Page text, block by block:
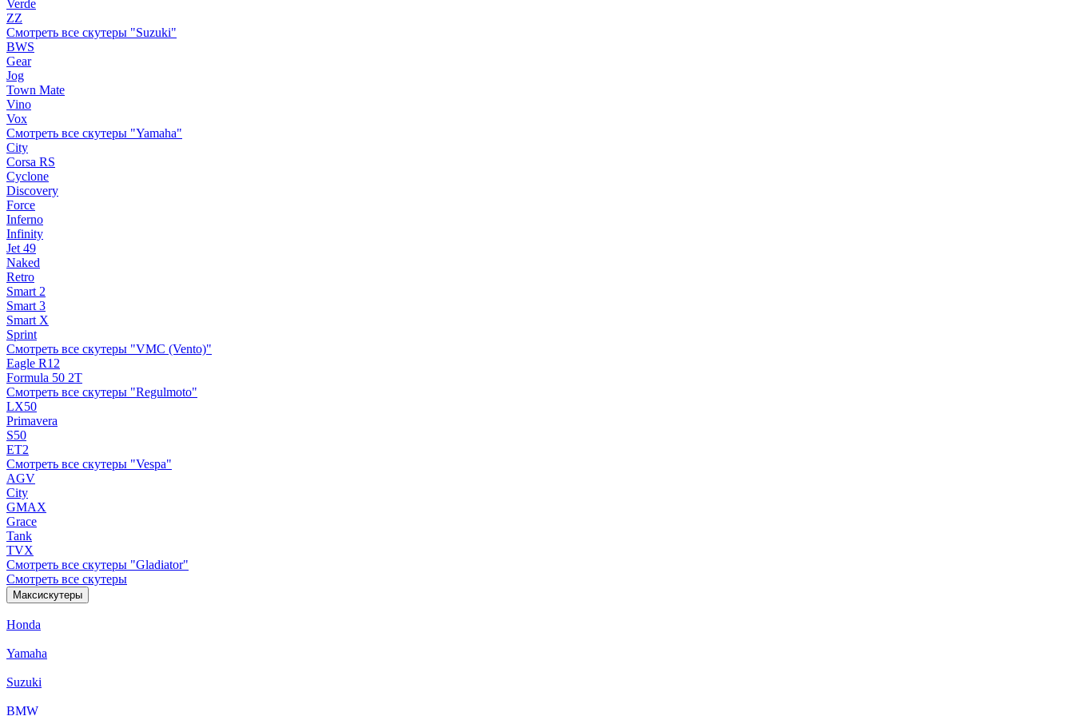
Verde
ZZ
Смотреть все скутеры "Suzuki"
BWS
Gear
Jog
Town Mate
Vino
Vox
Смотреть все скутеры "Yamaha"
City
Corsa RS
Cyclone
Discovery
Force
Inferno
Infinity
Jet 49
Naked
Retro
Smart 2
Smart 3
Smart X
Sprint
Смотреть все скутеры "VMC (Vento)"
Eagle R12
Formula 50 2Т
Смотреть все скутеры "Regulmoto"
LX50
Primavera
S50
ET2
Смотреть все скутеры "Vespa"
AGV
City
GMAX
Grace
Tank
TVX
Смотреть все скутеры "Gladiator"
Смотреть все скутеры
Максискутеры
Honda
Yamaha
Suzuki
BMW